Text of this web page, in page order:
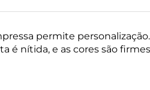
permite
é nítida, e as cores são